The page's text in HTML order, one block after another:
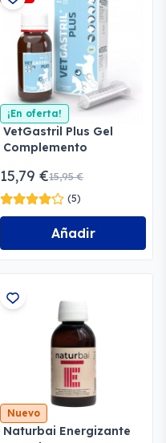
¡En oferta!
VetGastril Plus Gel
Complemento
15,79 €15,95 €
(5)
Añadir
Nuevo
Naturbai Energizante